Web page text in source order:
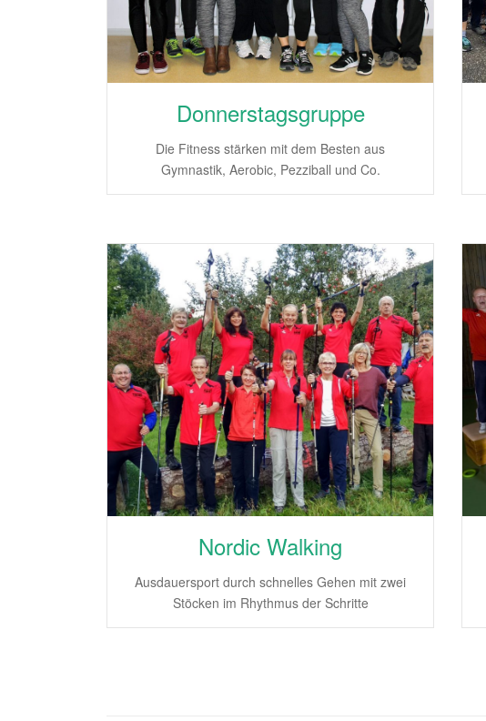
Donnerstagsgruppe
Die Fitness stärken mit dem Besten aus
Gymnastik, Aerobic, Pezziball und Co.
Nordic Walking
Ausdauersport durch schnelles Gehen mit zwei
Stöcken im Rhythmus der Schritte